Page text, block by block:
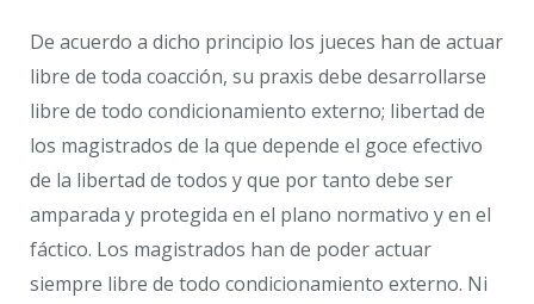
De acuerdo a dicho principio los jueces han de actuar
libre de toda coacción, su praxis debe desarrollarse
libre de todo condicionamiento externo; libertad de
los magistrados de la que depende el goce efectivo
de la libertad de todos y que por tanto debe ser
amparada y protegida en el plano normativo y en el
fáctico. Los magistrados han de poder actuar
siempre libre de todo condicionamiento externo. Ni